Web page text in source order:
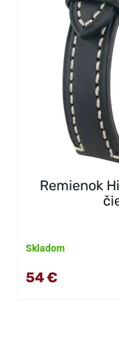
Remienok
Skladom
54 €